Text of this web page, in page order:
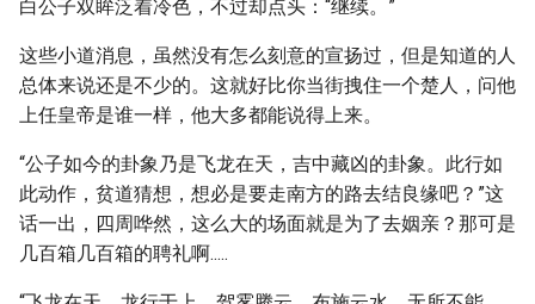
白公子双眸泛着冷色，不过却点头：“继续。”
这些小道消息，虽然没有怎么刻意的宣扬过，但是知道的人
总体来说还是不少的。这就好比你当街拽住一个楚人，问他
上任皇帝是谁一样，他大多都能说得上来。
“公子如今的卦象乃是飞龙在天，吉中藏凶的卦象。此行如
此动作，贫道猜想，想必是要走南方的路去结良缘吧？”这
话一出，四周哗然，这么大的场面就是为了去姻亲？那可是
几百箱几百箱的聘礼啊.....